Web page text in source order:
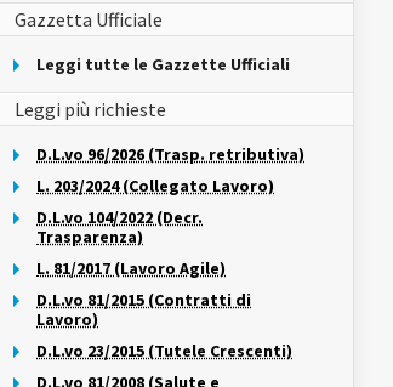
Gazzetta Ufficiale
Leggi tutte le Gazzette Ufficiali
Leggi più richieste
D.L.vo 96/2026 (Trasp. retributiva)
L. 203/2024 (Collegato Lavoro)
D.L.vo 104/2022 (Decr.
Trasparenza)
L. 81/2017 (Lavoro Agile)
D.L.vo 81/2015 (Contratti di
Lavoro)
D.L.vo 23/2015 (Tutele Crescenti)
D.L.vo 81/2008 (Salute e